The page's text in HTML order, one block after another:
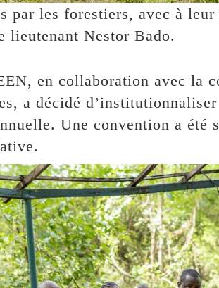
par les forestiers, avec à
lieutenant Nestor Bado.
en collaboration avec la
a décidé
Une convention a été